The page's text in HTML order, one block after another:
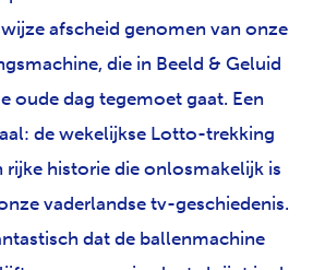
afscheid genomen van onze
die in Beeld & Geluid
oude dag tegemoet gaat. Een
de wekelijkse Lotto-trekking
rijke historie die onlosmakelijk is
vaderlandse tv-geschiedenis.
dat de ballenmachine